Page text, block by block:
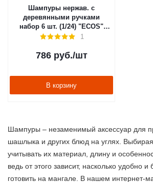
Шампуры нержав. с
деревянными ручками
набор 6 шт. (1/24) "ECOS"
23021D
1
786руб./шт
В корзину
Шампуры – незаменимый аксессуар для
шашлыка и других блюд на углях.
учитывать их материал, длину и
ведь от этого зависит, насколько удобно и
готовить на мангале. В нашем интернет-